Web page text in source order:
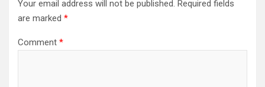
Your email address will not be published. Required fields
are marked *
Comment *